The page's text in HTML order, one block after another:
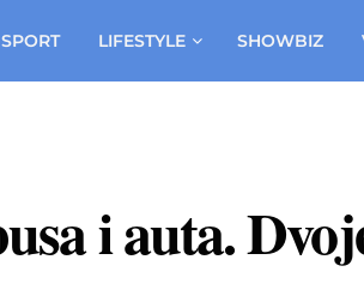
SPORT LIFESTYLE SHOWBIZ
i auta.